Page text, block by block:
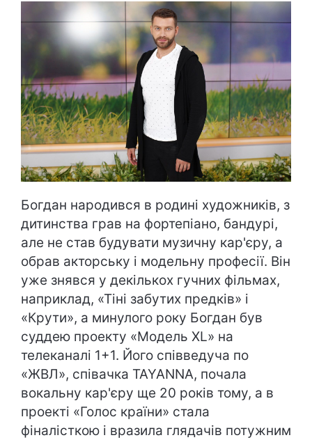
Богдан народився в родині художників, з
дитинства грав на фортепіано, бандурі,
але не став будувати музичну кар'єру, а
обрав акторську і модельну професії. Він
уже знявся у декількох гучних фільмах,
наприклад, «Тіні забутих предків» і
«Крути», а минулого року Богдан був
суддею проекту «Модель XL» на
телеканалі 1+1. Його співведуча по
«ЖВЛ», співачка TAYANNA, почала
вокальну кар'єру ще 20 років тому, а в
проекті «Голос країни» стала
фіналісткою і вразила глядачів потужним